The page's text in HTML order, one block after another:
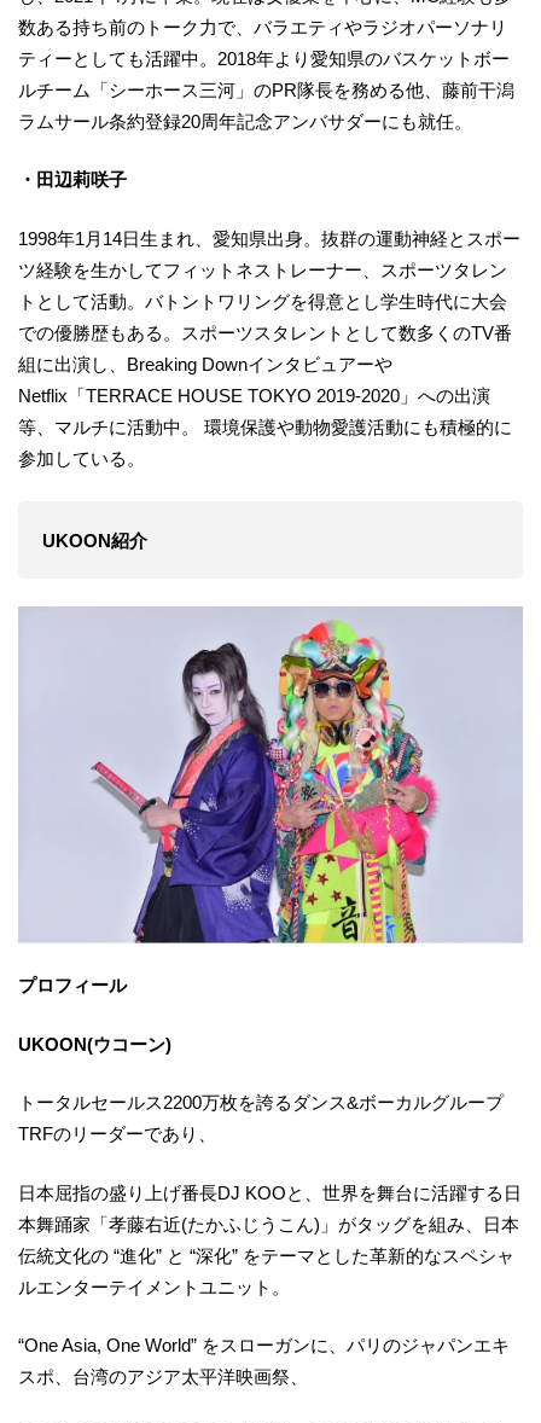
数ある持ち前のトーク力で、バラエティやラジオパーソナリ
ティーとしても活躍中。2018年より愛知県のバスケットボー
ルチーム「シーホース三河」のPR隊長を務める他、藤前干潟
ラムサール条約登録20周年記念アンバサダーにも就任。
・田辺莉咲子
1998年1月14日生まれ、愛知県出身。抜群の運動神経とスポー
ツ経験を生かしてフィットネストレーナー、スポーツタレン
トとして活動。バトントワリングを得意とし学生時代に大会
での優勝歴もある。スポーツスタレントとして数多くのTV番
組に出演し、Breaking Downインタビュアーや
Netflix「TERRACE HOUSE TOKYO 2019-2020」への出演
等、マルチに活動中。 環境保護や動物愛護活動にも積極的に
参加している。
UKOON紹介
プロフィール
UKOON(ウコーン)
トータルセールス2200万枚を誇るダンス&ボーカルグループ
TRFのリーダーであり、
日本屈指の盛り上げ番長DJ KOOと、世界を舞台に活躍する日
本舞踊家「孝藤右近(たかふじうこん)」がタッグを組み、日本
伝統文化の “進化” と “深化” をテーマとした革新的なスペシャ
ルエンターテイメントユニット。
“One Asia, One World” をスローガンに、パリのジャパンエキ
スポ、台湾のアジア太平洋映画祭、